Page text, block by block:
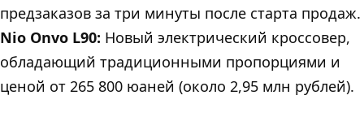
предзаказов за три минуты после старта продаж.
Nio Onvo L90: Новый электрический кроссовер,
обладающий традиционными пропорциями и
ценой от 265 800 юаней (около 2,95 млн рублей).